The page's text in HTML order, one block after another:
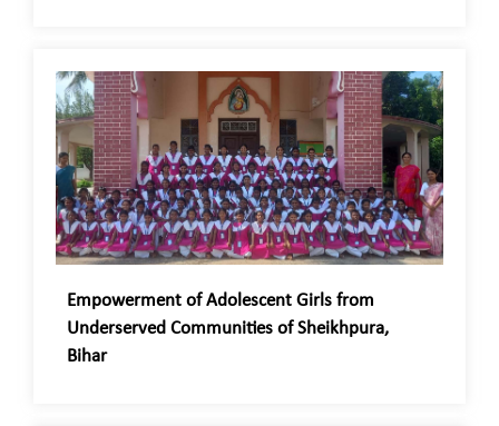
Empowerment of Adolescent Girls from
Underserved Communities of Sheikhpura,
Bihar